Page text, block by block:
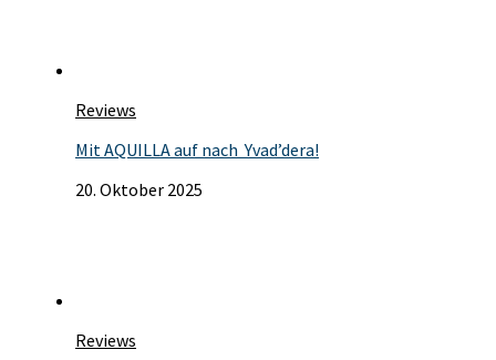
Reviews
Mit AQUILLA auf nach Yvad’dera!
20. Oktober 2025
Reviews